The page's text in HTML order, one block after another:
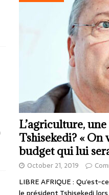
L’agriculture,
Tshisekedi? « On
budget qui lui
October 21, 2019
LIBRE AFRIQUE : Qu’est-